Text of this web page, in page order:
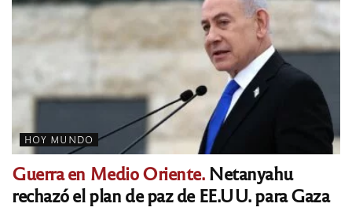
HOY MUNDO
Guerra en Medio Oriente.Netanyahu
rechazó el plan de paz de EE.UU. para Gaza